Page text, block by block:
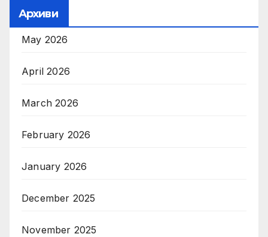
Архиви
May 2026
April 2026
March 2026
February 2026
January 2026
December 2025
November 2025